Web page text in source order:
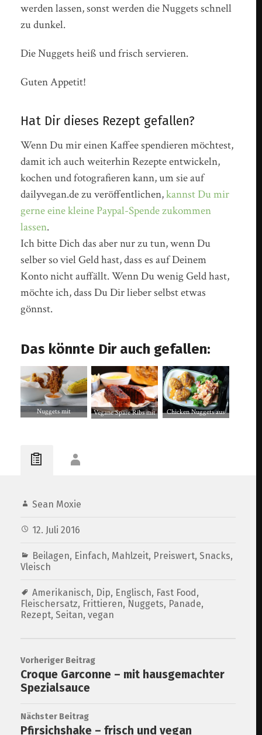
werden lassen, sonst werden die Nuggets schnell
zu dunkel.
Die Nuggets heiß und frisch servieren.
Guten Appetit!
Hat Dir dieses Rezept gefallen?
Wenn Du mir einen Kaffee spendieren möchtest,
damit ich auch weiterhin Rezepte entwickeln,
kochen und fotografieren kann, um sie auf
dailyvegan.de zu veröffentlichen,kannst Du mir
gerne eine kleine Paypal-Spende zukommen
lassen.
Ich bitte Dich das aber nur zu tun, wenn Du
selber so viel Geld hast, dass es auf Deinem
Konto nicht auffällt. Wenn Du wenig Geld hast,
möchte ich, dass Du Dir lieber selbst etwas
gönnst.
Das könnte Dir auch gefallen:
Nuggets mit
Vegane Spare Ribs mit
Chicken Nuggets aus
Sean Moxie
12. Juli 2016
Beilagen, Einfach, Mahlzeit, Preiswert,Snacks,
Vleisch
Amerikanisch, Dip, Englisch, Fast Food ,
Fleischersatz, Frittieren, Nuggets, Panade,
Rezept,Seitan,vegan
Vorheriger Beitrag
Croque Garconne – mit hausgemachter
Spezialsauce
Nächster Beitrag
Pfirsichshake – frisch und vegan